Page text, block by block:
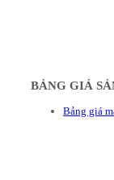
BẢNG GIÁ
Bảng giá